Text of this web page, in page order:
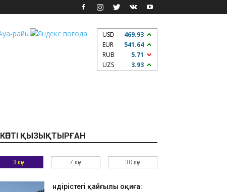
USD
469.93
EUR
541.64
RUB
5.71
UZS
3.93
КӨПТІ ҚЫЗЫҚТЫРҒАН
3 күн 7 күн 30 күн
Өндірістегі қайғылы оқиға: